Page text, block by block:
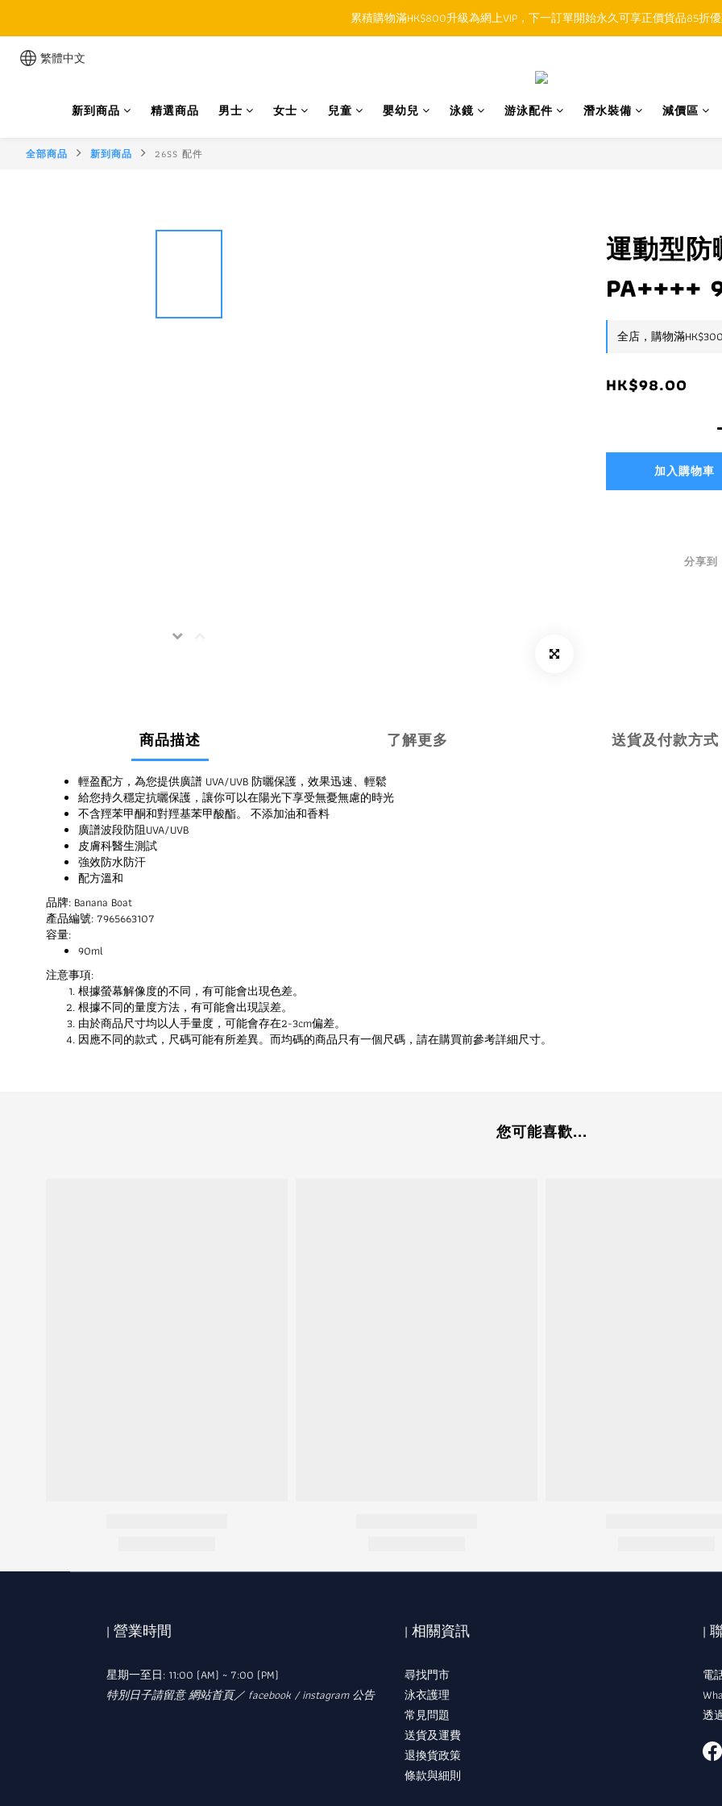
順豐香港SFHK APP取件通知功能將取代SMS短訊
累積購物滿HK$800升級為網上VIP，下一訂單開始永久可享正價貨品85折
繁體中文
新到商品 精選商品 男士 女士 兒童 嬰幼兒 泳鏡 游泳配件 潛水裝備 減價區
全部商品 新到商品 26SS 配件
運動型
PA++++
全店，購物滿
HK$98.00
加入購物車
分享到
商品描述 了解更多 送貨及付款方式
輕盈配方，為您提供廣譜 UVA/UVB 防曬保護，效果迅速、輕鬆
給您持久穩定抗曬保護，讓你可以在陽光下享受無憂無慮的時光
不含羥苯甲酮和對羥基苯甲酸酯。 不添加油和香料
廣譜波段防阻UVA/UVB
皮膚科醫生測試
強效防水防汗
配方溫和
品牌: Banana Boat
產品編號: 7965663107
容量:
90ml
注意事項:
根據螢幕解像度的不同，有可能會出現色差。
根據不同的量度方法，有可能會出現誤差。
由於商品尺寸均以人手量度，可能會存在2-3cm偏差。
因應不同的款式，尺碼可能有所差異。而均碼的商品只有一個尺碼，請在購買前參考詳細尺寸。
您可能喜歡...
| 營業時間
星期一至日: 11:00 (AM) ~ 7:00 (PM)
特別日子請留意 網站首頁／ facebook / instagram 公告
| 相關資訊
尋找門市
泳衣護理
常見問題
送貨及運費
退換貨政策
條款與細則
|
電
透